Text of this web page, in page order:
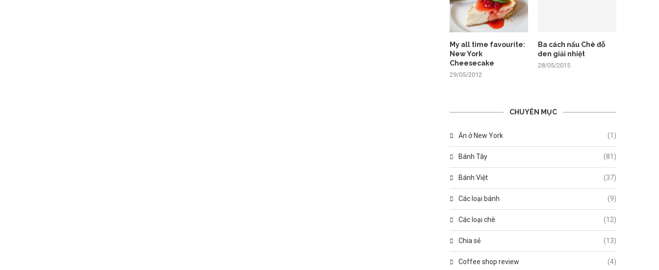
My all time favourite:
New York
Cheesecake
29/05/2012
Ba cách nấu Chè đỗ
đen giải nhiệt
28/05/2015
CHUYÊN MỤC
Ăn ở New York (1)
Bánh Tây (81)
Bánh Việt (37)
Các loại bánh (9)
Các loại chè (12)
Chia sẻ (13)
Coffee shop review (4)